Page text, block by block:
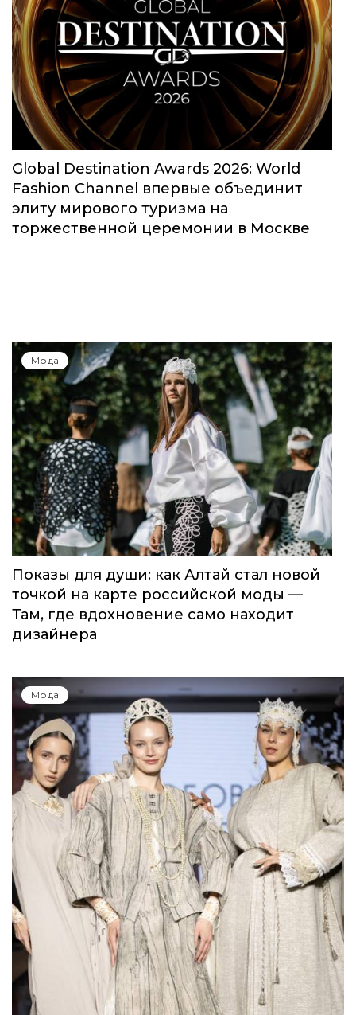
Global Destination Awards 2026: World
Fashion Channel впервые объединит
элиту мирового туризма на
торжественной церемонии в Москве
Мода
Показы для души: как Алтай стал новой
точкой на карте российской моды —
Там, где вдохновение само находит
дизайнера
Мода